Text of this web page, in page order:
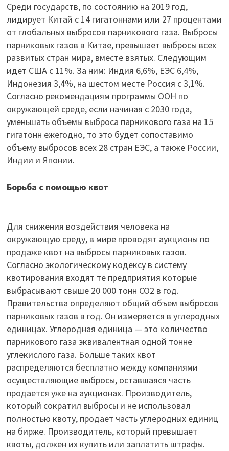
Среди государств, по состоянию на 2019 год,
лидирует Китай с 14 гигатоннами или 27 процентами
от глобальных выбросов парникового газа. Выбросы
парниковых газов в Китае, превышает выбросы всех
развитых стран мира, вместе взятых. Следующим
идет США с 11%. За ним: Индия 6,6%, ЕЭС 6,4%,
Индонезия 3,4%, на шестом месте Россия с 3,1%.
Согласно рекомендациям программы ООН по
окружающей среде, если начиная с 2030 года,
уменьшать объемы выброса парникового газа на 15
гигатонн ежегодно, то это будет сопоставимо
объему выбросов всех 28 стран ЕЭС, а также России,
Индии и Японии.
Борьба с помощью квот
Для снижения воздействия человека на
окружающую среду, в мире проводят аукционы по
продаже квот на выбросы парниковых газов.
Согласно экологическому кодексу в систему
квотирования входят те предприятия которые
выбрасывают свыше 20 000 тонн СО2 в год.
Правительства определяют общий объем выбросов
парниковых газов в год. Он измеряется в углеродных
единицах. Углеродная единица — это количество
парникового газа эквивалентная одной тонне
углекислого газа. Больше таких квот
распределяются бесплатно между компаниями
осуществляющие выбросы, оставшаяся часть
продается уже на аукционах. Производитель,
который сократил выбросы и не использовал
полностью квоту, продает часть углеродных единиц
на бирже. Производитель, который превышает
квоты, должен их купить или заплатить штрафы.